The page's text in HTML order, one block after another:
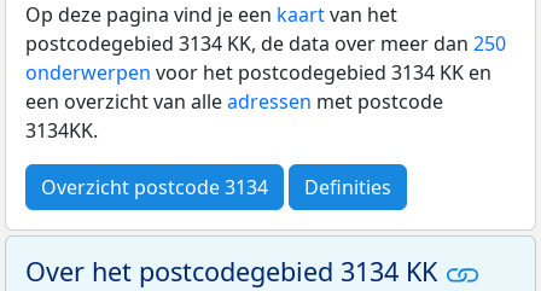
Op deze pagina vind je een kaartvan het
postcodegebied 3134 KK, de data over meer dan 250
onderwerpen voor het postcodegebied 3134 KK en
een overzicht van alleadressen met postcode
3134KK.
Overzicht postcode 3134 Definities
Over het postcodegebied 3134 KK